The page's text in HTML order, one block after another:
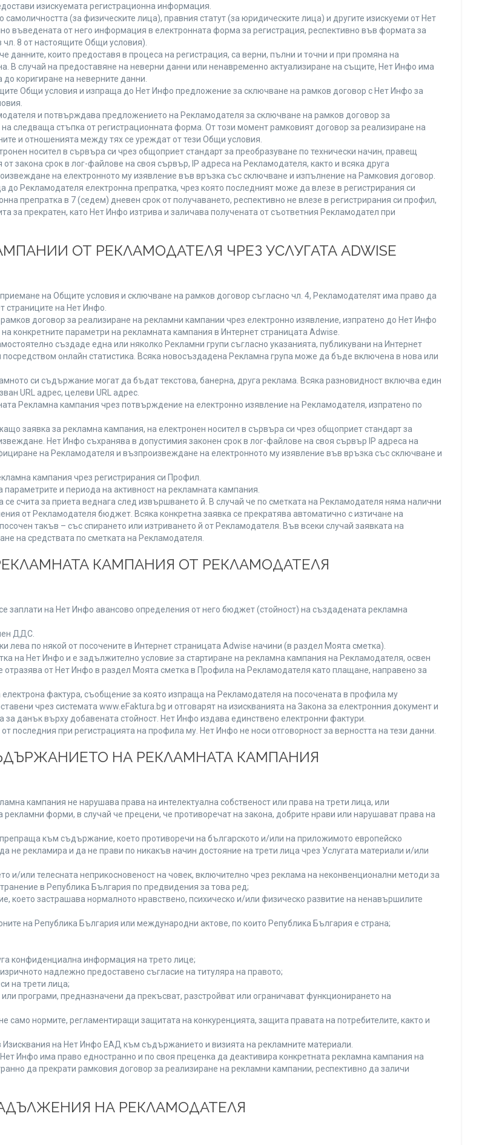
изискуемата регистрационна информация.
(за физическите лица), правния статут (за юридическите лица) и другите изискуеми от Нет
въведената от него информация в електронната форма за регистрация, респективно във формата за
8 от настоящите Общи условия).
които предоставя в процеса на регистрация, са верни, пълни и точни и при промяна на
В случай на предоставяне на неверни данни или ненавременно актуализиране на същите, Нет Инфо има
коригиране на неверните данни.
Общи условия и изпраща до Нет Инфо предложение за сключване на рамков договор с Нет Инфо за
и потвърждава предложението на Рекламодателя за сключване на рамков договор за
следваща стъпка от регистрационната форма. От този момент рамковият договор за реализиране на
и отношенията между тях се уреждат от тези Общи условия.
носител в сървъра си чрез общоприет стандарт за преобразуване по технически начин, правещ
срок в лог-файлове на своя сървър, IP адреса на Рекламодателя, както и всяка друга
на електронното му изявление във връзка със сключване и изпълнение на Рамковия договор.
Рекламодателя електронна препратка, чрез която последният може да влезе в регистрирания си
препратка в 7 (седем) дневен срок от получаването, респективно не влезе в регистрирания си профил,
за прекратен, като Нет Инфо изтрива и заличава получената от съответния Рекламодател при
ОТ РЕКЛАМОДАТЕЛЯ ЧРЕЗ УСЛУГАТА ADWISE
на Общите условия и сключване на рамков договор съгласно чл. 4, Рекламодателят има право да
страниците на Нет Инфо.
договор за реализиране на рекламни кампании чрез електронно изявление, изпратено до Нет Инфо
конкретните параметри на рекламната кампания в Интернет страницата Adwise.
създаде една или няколко Рекламни групи съгласно указанията, публикувани на Интернет
онлайн статистика. Всяка новосъздадена Рекламна група може да бъде включена в нова или
си съдържание могат да бъдат текстова, банерна, друга реклама. Всяка разновидност включва един
URL адрес, целеви URL адрес.
Рекламна кампания чрез потвърждение на електронно изявление на Рекламодателя, изпратено по
заявка за рекламна кампания, на електронен носител в сървъра си чрез общоприет стандарт за
Нет Инфо съхранява в допустимия законен срок в лог-файлове на своя сървър IP адреса на
на Рекламодателя и възпроизвеждане на електронното му изявление във връзка със сключване и
кампания чрез регистрирания си Профил.
и периода на активност на рекламната кампания.
счита за приета веднага след извършването й. В случай че по сметката на Рекламодателя няма налични
от Рекламодателя бюджет. Всяка конкретна заявка се прекратява автоматично с изтичане на
такъв – със спирането или изтриването й от Рекламодателя. Във всеки случай заявката на
на средствата по сметката на Рекламодателя.
КАМПАНИЯ ОТ РЕКЛАМОДАТЕЛЯ
заплати на Нет Инфо авансово определения от него бюджет (стойност) на създадената рекламна
ДДС.
по някой от посочените в Интернет страницата Adwise начини (в раздел Моята сметка).
на Нет Инфо и е задължително условие за стартиране на рекламна кампания на Рекламодателя, освен
отразява от Нет Инфо в раздел Моята сметка в Профила на Рекламодателя като плащане, направено за
фактура, съобщение за която изпраща на Рекламодателя на посочената в профила му
чрез системата www.eFaktura.bg и отговарят на изискванията на Закона за електронния документ и
за данък върху добавената стойност. Нет Инфо издава единствено електронни фактури.
последния при регистрацията на профила му. Нет Инфо не носи отговорност за верността на тези данни.
НА РЕКЛАМНАТА КАМПАНИЯ
кампания не нарушава права на интелектуална собственост или права на трети лица, или
форми, в случай че прецени, че противоречат на закона, добрите нрави или нарушават права на
към съдържание, което противоречи на българското и/или на приложимото европейско
не рекламира и да не прави по никакъв начин достояние на трети лица чрез Услугата материали и/или
и/или телесната неприкосновеност на човек, включително чрез реклама на неконвенционални методи за
в Република България по предвидения за това ред;
което застрашава нормалното нравствено, психическо и/или физическо развитие на ненавършилите
на Република България или международни актове, по които Република България е страна;
конфиденциална информация на трето лице;
надлежно предоставено съгласие на титуляра на правото;
на трети лица;
програми, предназначени да прекъсват, разстройват или ограничават функционирането на
само нормите, регламентиращи защитата на конкуренцията, защита правата на потребителите, както и
на Нет Инфо ЕАД към съдържанието и визията на рекламните материали.
Инфо има право едностранно и по своя преценка да деактивира конкретната рекламна кампания на
да прекрати рамковия договор за реализиране на рекламни кампании, респективно да заличи
НА РЕКЛАМОДАТЕЛЯ